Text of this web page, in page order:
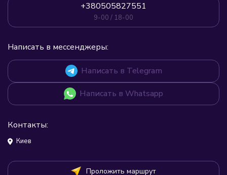
+380505827551
9-00 / 18-00
Написать в мессенджеры:
Написать в Telegram
Написать в Whatsapp
Контакты:
Киев
Проложить маршрут